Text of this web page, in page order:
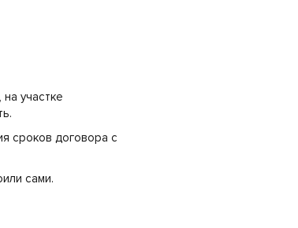
участке
сроков договора с
сами.